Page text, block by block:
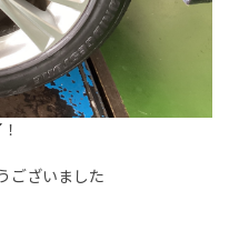
ございました